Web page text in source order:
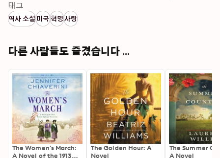
and courtesan’s daughter Emilie de Sainte-Amaranthe
can sway the man who controls France’s fate: the
fearsome Robespierre.
태그
역사 소설미국혁명사랑
다른 사람들도 즐겼습니다 ...
The Women's March:
A Novel of the 1913
The Golden Hour: A
Novel
The Summer
A Novel